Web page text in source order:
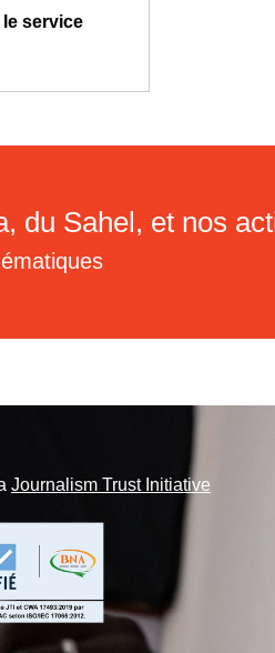
service
du Sahel, et nos
Journalism Trust Initiative